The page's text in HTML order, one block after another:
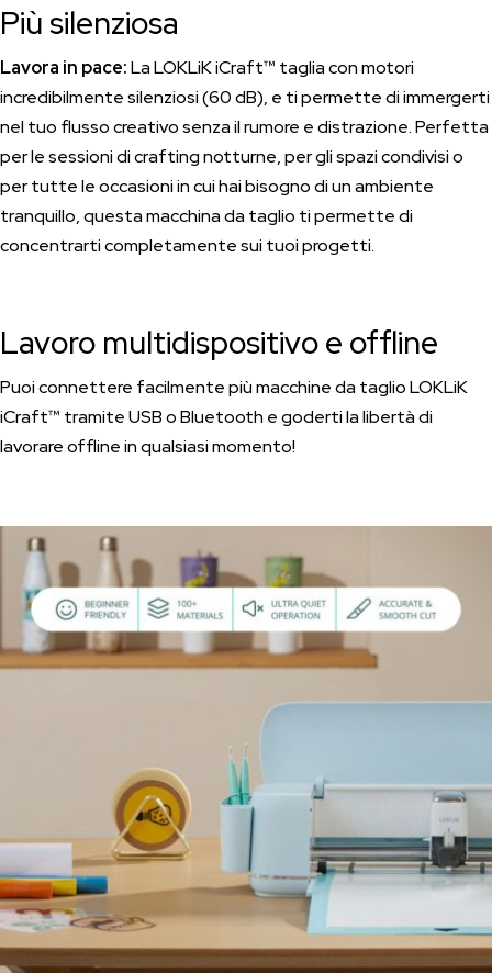
Più silenziosa
Lavora in pace:La LOKLiK iCraft™ taglia con motori
incredibilmente silenziosi (60 dB), e ti permette di immergerti
nel tuo flusso creativo senza il rumore e distrazione. Perfetta
per le sessioni di crafting notturne, per gli spazi condivisi o
per tutte le occasioni in cui hai bisogno di un ambiente
tranquillo, questa macchina da taglio ti permette di
concentrarti completamente sui tuoi progetti.
Lavoro multidispositivo e offline
Puoi connettere facilmente più macchine da taglio LOKLiK
iCraft™ tramite USB o Bluetooth e goderti la libertà di
lavorare offline in qualsiasi momento!